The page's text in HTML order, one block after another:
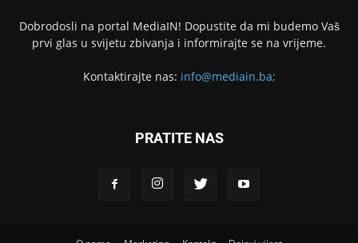
Dobrodosli na portal MediaIN! Dopustite da mi budemo Vaš
prvi glas u svijetu zbivanja i informirajte se na vrijeme.
Kontaktirajte nas: info@mediain.ba;
PRATITE NAS